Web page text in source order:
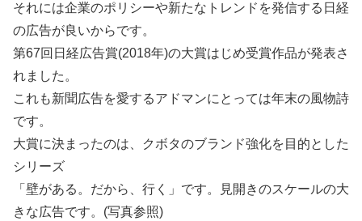
それには企業のポリシーや新たなトレンドを発信する日経
の広告が良いからです。
第67回日経広告賞(2018年)の大賞はじめ受賞作品が発表さ
れました。
これも新聞広告を愛するアドマンにとっては年末の風物詩
です。
大賞に決まったのは、クボタのブランド強化を目的とした
シリーズ
「壁がある。だから、行く」です。見開きのスケールの大
きな広告です。(写真参照)